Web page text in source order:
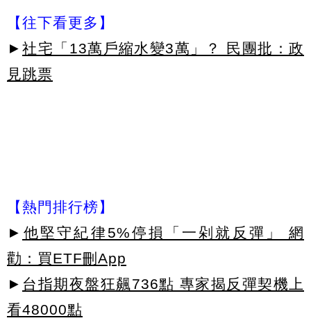
【往下看更多】
► 社宅「13萬戶縮水變3萬」？ 民團批：政
見跳票
【熱門排行榜】
► 他堅守紀律5%停損「一剁就反彈」 網
勸：買ETF刪App
► 台指期夜盤狂飆736點 專家揭反彈契機上
看48000點